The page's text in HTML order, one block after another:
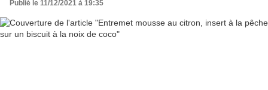
Publié le 11/12/2021 à 19:35